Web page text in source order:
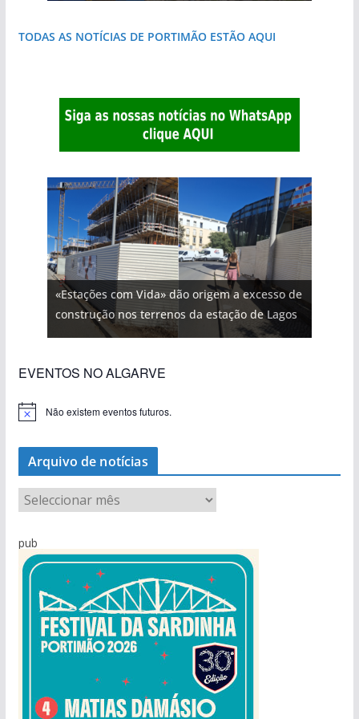
TODAS AS NOTÍCIAS DE PORTIMÃO ESTÃO AQUI
«Estações com Vida» dão origem a excesso de
construção nos terrenos da estação de Lagos
EVENTOS NO ALGARVE
Não existem eventos futuros.
Arquivo de notícias
q
pub